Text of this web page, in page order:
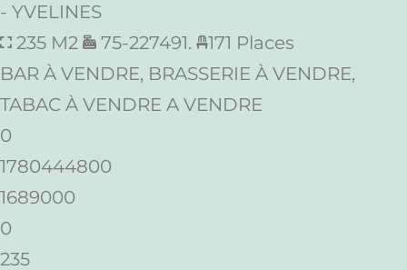
- YVELINES
235 M2
75-227491.
171 Places
BAR À VENDRE, BRASSERIE À VENDRE,
TABAC À VENDRE A VENDRE
0
1780444800
1689000
0
235